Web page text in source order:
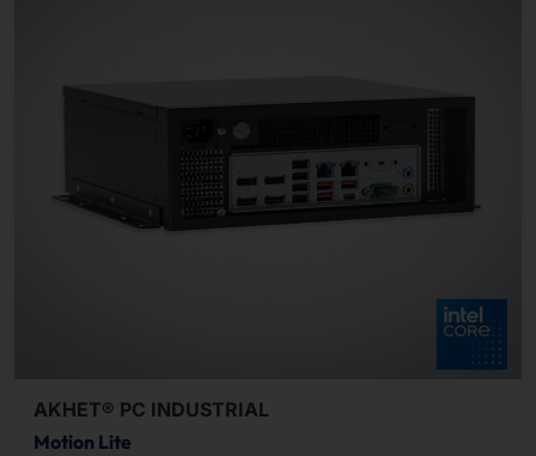
AKHET® PC INDUSTRIAL
Motion Lite